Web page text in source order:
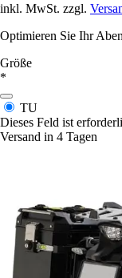
inkl. MwSt. zzgl.
Optimieren Sie Ihr
Größe
*
TU
Dieses Feld ist
Versand in 4 Tagen